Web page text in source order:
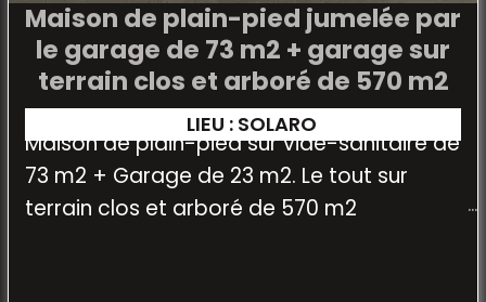
Maison de plain-pied jumelée par
le garage de 73 m2 + garage sur
terrain clos et arboré de 570 m2
LIEU : SOLARO
Maison de plain-pied sur vide-sanitaire de
73 m2 + Garage de 23 m2. Le tout sur
terrain clos et arboré de 570 m2